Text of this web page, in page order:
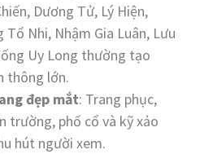
Dương Tử, Lý Hiện,
Tổ Nhi, Nhậm Gia Luân, Lưu
Uy Long thường tạo
thông lớn.
đẹp mắt: Trang phục,
trường, phố cổ và kỹ xảo
hút người xem.